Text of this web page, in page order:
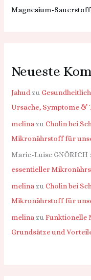
Magnesium-
Neueste
Jahud zu
Ursache, Symptome &
melina zu Cholin bei
Mikronährstoff für
Marie-Luise GNÖRICH
essentieller
melina zu Cholin bei
Mikronährstoff für
melina zuFunktionelle
Grundsätze und